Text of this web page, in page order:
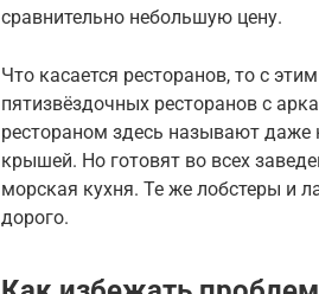
сравнительно небольшую цену.
Что касается ресторанов, то с
пятизвёздочных ресторанов с
рестораном здесь называют даже
крышей. Но готовят во всех
морская кухня. Те же лобстеры и
дорого.